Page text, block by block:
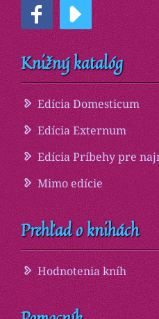
Knižný katalóg
Edícia Domesticum
Edícia Externum
Edícia Príbehy pre
Mimo edície
Prehľad o knihách
Hodnotenia kníh